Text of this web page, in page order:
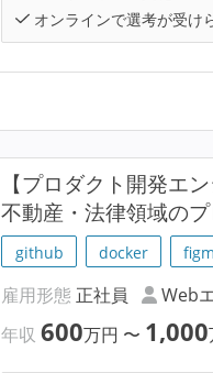
オンラインで選考が受け
【プロダクト開発エ
不動産・法律領域の
github docker
雇用形態 正社員 Web
年収600万円 〜 1,000